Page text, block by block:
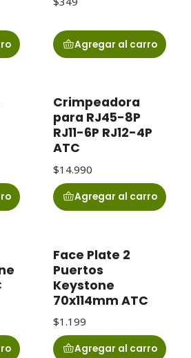
Agregar al carro
Crimpeadora
para RJ45-8P
RJ11-6P RJ12-4P
ATC
$14.990
Agregar al carro
Face Plate 2
Puertos
Keystone
70x114mm ATC
$1.199
Agregar al carro